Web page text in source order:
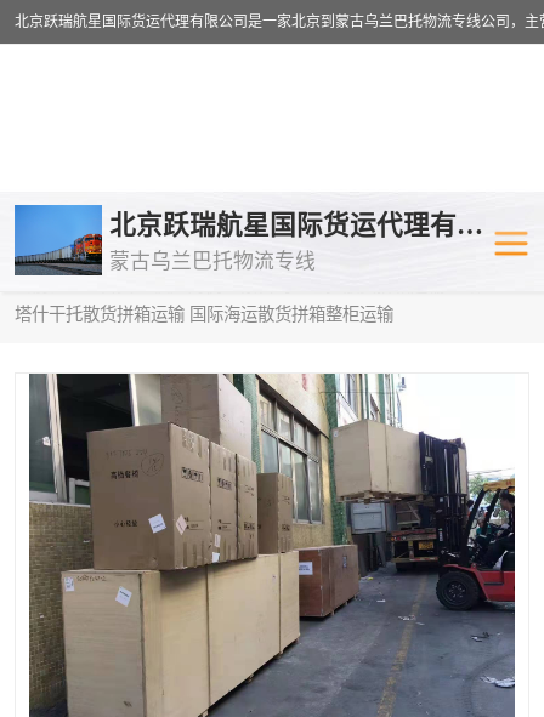
北京跃瑞航星国际货运代理有限公司
蒙古乌兰巴托物流专线
塔什干托散货拼箱运输 国际海运散货拼箱整柜运输
乌兰巴托物流专线 乌兰巴托铁
乌兰巴托公路运输
中欧班列
蒙古乌兰巴托双清包税
蒙古乌兰巴托空运专线 蒙古乌兰巴
蒙古乌兰巴托汽运专线 英国铁路
中亚铁路运输